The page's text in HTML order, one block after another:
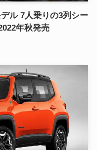
ル 7人乗りの3列シー
年秋発売